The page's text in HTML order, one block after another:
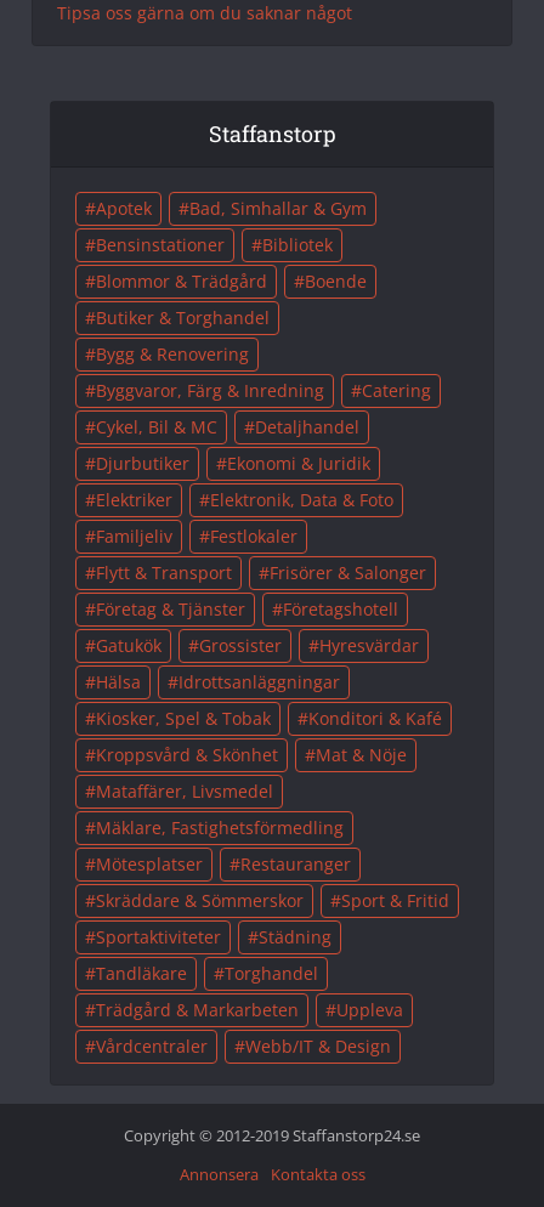
Tipsa oss gärna om du saknar något
Staffanstorp
Apotek
Bad, Simhallar & Gym
Bensinstationer
Bibliotek
Blommor & Trädgård
Boende
Butiker & Torghandel
Bygg & Renovering
Byggvaror, Färg & Inredning
Catering
Cykel, Bil & MC
Detaljhandel
Djurbutiker
Ekonomi & Juridik
Elektriker
Elektronik, Data & Foto
Familjeliv
Festlokaler
Flytt & Transport
Frisörer & Salonger
Företag & Tjänster
Företagshotell
Gatukök
Grossister
Hyresvärdar
Hälsa
Idrottsanläggningar
Kiosker, Spel & Tobak
Konditori & Kafé
Kroppsvård & Skönhet
Mat & Nöje
Mataffärer, Livsmedel
Mäklare, Fastighetsförmedling
Mötesplatser
Restauranger
Skräddare & Sömmerskor
Sport & Fritid
Sportaktiviteter
Städning
Tandläkare
Torghandel
Trädgård & Markarbeten
Uppleva
Vårdcentraler
Webb/IT & Design
Copyright © 2012-2019 Staffanstorp24.se
Annonsera
Kontakta oss